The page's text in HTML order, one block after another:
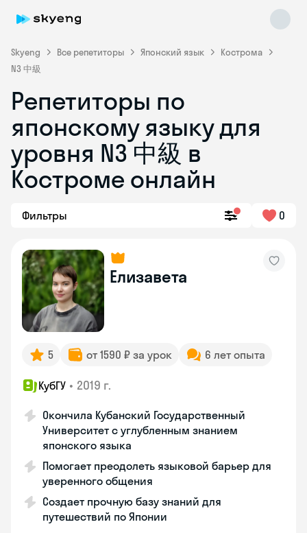
Skyeng Все репетиторы Японский язык
Кострома
N3 中級
Репетиторы по
японскому языку для
уровня N3 中級 в
Костроме онлайн
Фильтры 0
Елизавета
5 от 1590 ₽ за урок 6 лет опыта
КубГУ • 2019 г.
Окончила Кубанский Государственный
Университет с углубленным знанием
японского языка
Помогает преодолеть языковой барьер для
уверенного общения
Создает прочную базу знаний для
путешествий по Японии
Skyeng Chat
online